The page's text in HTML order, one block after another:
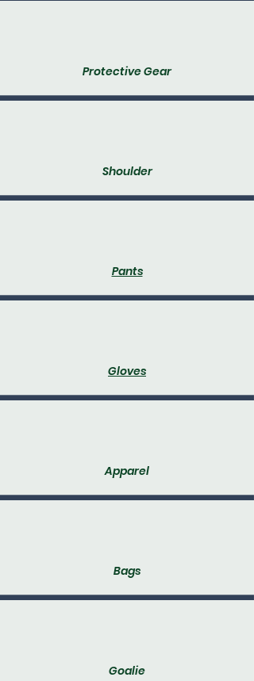
Protective Gear
Shoulder
Pants
Gloves
Apparel
Bags
Goalie